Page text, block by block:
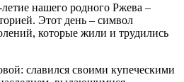
нашего родного Ржева –
Этот день – символ
которые жили и трудились
славился своими купеческими